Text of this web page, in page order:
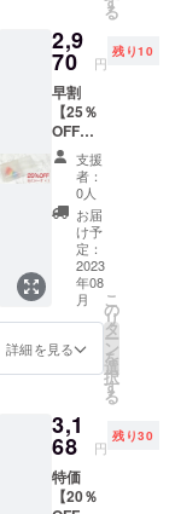
プロモー
ション、プ
ランニング
に関わるPR
のプロ
フェッショ
ナルです。
応援よろし
くお願いし
ますm(_ _)m
上した
場合、
正規販
売価格
が販売
予定価
格より
下がる
可能性
もござ
いま
す。 ご
注文状
況、製
造工程
上の都
合等に
る場合
があり
※デザイ
ン・仕
る
2,9
70 円
残り10
早割
【25％
OFF】
虫に
がーす×
販売価
格3960
→2970
にが〜
す×1個
※ご支援
により
上した
場合、
正規販
売価格
が販売
支援
者：
0人
お届
け予
定：
2023
年08
月
詳細を見る
こ
の
リ
タ
ー
ン
を
選
択
す
る
3,1
68 円
残り30
特価
【20％